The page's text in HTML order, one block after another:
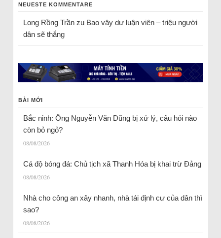
NEUESTE KOMMENTARE
Long Rồng Trầnzu Bao vây dư luận viên – triệu người
dân sẽ thắng
BÀI MỚI
Bắc ninh: Ông Nguyễn Văn Dũng bị xử lý, câu hỏi nào
còn bỏ ngỏ?
08/08/2026
Cá độ bóng đá: Chủ tịch xã Thanh Hóa bị khai trừ Đảng
08/08/2026
Nhà cho công an xây nhanh, nhà tái định cư của dân thì
sao?
08/08/2026